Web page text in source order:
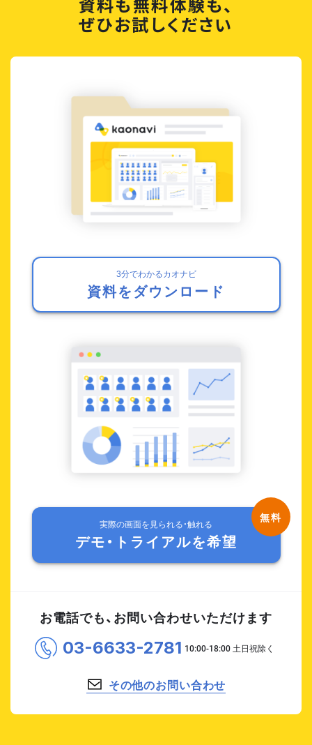
ぜひお試しください
3分でわかるカオナビ
資料をダウンロード
実際の画面を見られる・触れる
デモ・トライアルを希望
お電話でも、お問い合わせいただけます
03-6633-2781
その他のお問い合わせ